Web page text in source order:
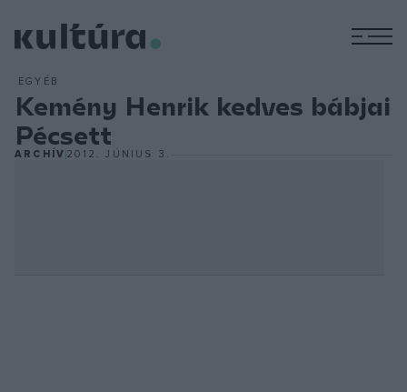
EGYÉB
Kemény Henrik kedves bábjai
Pécsett
ARCHÍV2012. JÚNIUS 3.